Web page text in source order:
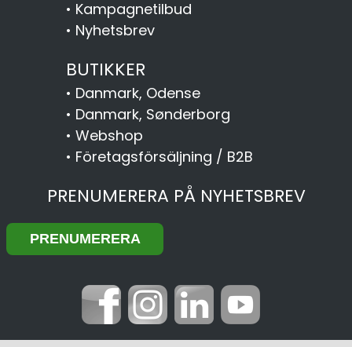
• Kampagnetilbud
• Nyhetsbrev
BUTIKKER
• Danmark, Odense
• Danmark, Sønderborg
• Webshop
• Företagsförsäljning / B2B
PRENUMERERA PÅ NYHETSBREV